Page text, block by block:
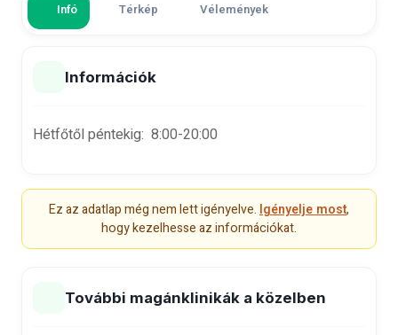
Infó Térkép Vélemények
Információk
Hétfőtől péntekig: 8:00-20:00
Ez az adatlap még nem lett igényelve. Igényelje most,
hogy kezelhesse az információkat.
További magánklinikák a közelben